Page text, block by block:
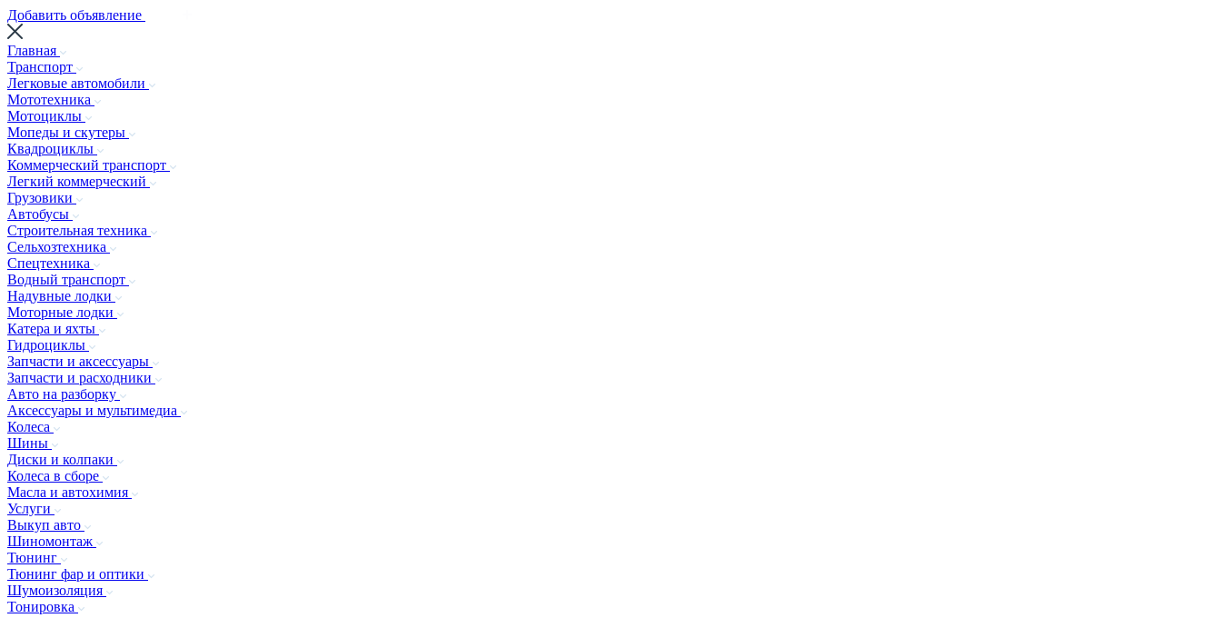
Добавить объявление
Главная
Транспорт
Легковые автомобили
Мототехника
Мотоциклы
Мопеды и скутеры
Квадроциклы
Коммерческий транспорт
Легкий коммерческий
Грузовики
Автобусы
Строительная техника
Сельхозтехника
Спецтехника
Водный транспорт
Надувные лодки
Моторные лодки
Катера и яхты
Гидроциклы
Запчасти и аксессуары
Запчасти и расходники
Авто на разборку
Аксессуары и мультимедиа
Колеса
Шины
Диски и колпаки
Колеса в сборе
Масла и автохимия
Услуги
Выкуп авто
Шиномонтаж
Тюнинг
Тюнинг фар и оптики
Шумоизоляция
Тонировка